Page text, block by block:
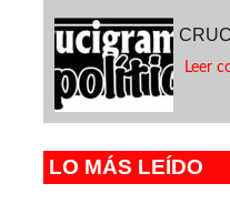
Leer
LO MÁS LEÍDO